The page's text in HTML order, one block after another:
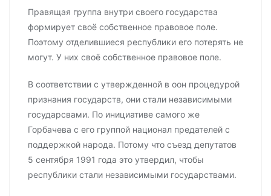
Правящая группа внутри своего государства
формирует своё собственное правовое поле.
Поэтому отделившиеся республики его потерять не
могут. У них своё собственное правовое поле.
В соответствии с утвержденной в оон процедурой
признания государств, они стали независимыми
государсвами. По инициативе самого же
Горбачева с его группой национал предателей с
поддержкой народа. Потому что съезд депутатов
5 сентября 1991 года это утвердил, чтобы
республики стали независимыми государствами.